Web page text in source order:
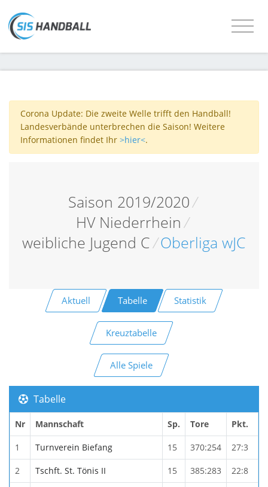
Corona Update: Die zweite Welle trifft den Handball!
Landesverbände unterbrechen die Saison! Weitere
Informationen findet Ihr >hier<.
Saison 2019/2020/
HV Niederrhein /
weibliche Jugend C/Oberliga wJC
Aktuell Tabelle Statistik
Kreuztabelle
Alle Spiele
Tabelle
Nr Mannschaft Sp. Tore Pkt.
1 Turnverein Biefang 15 370:254 27:3
2 Tschft. St. Tönis II 15 385:283 22:8